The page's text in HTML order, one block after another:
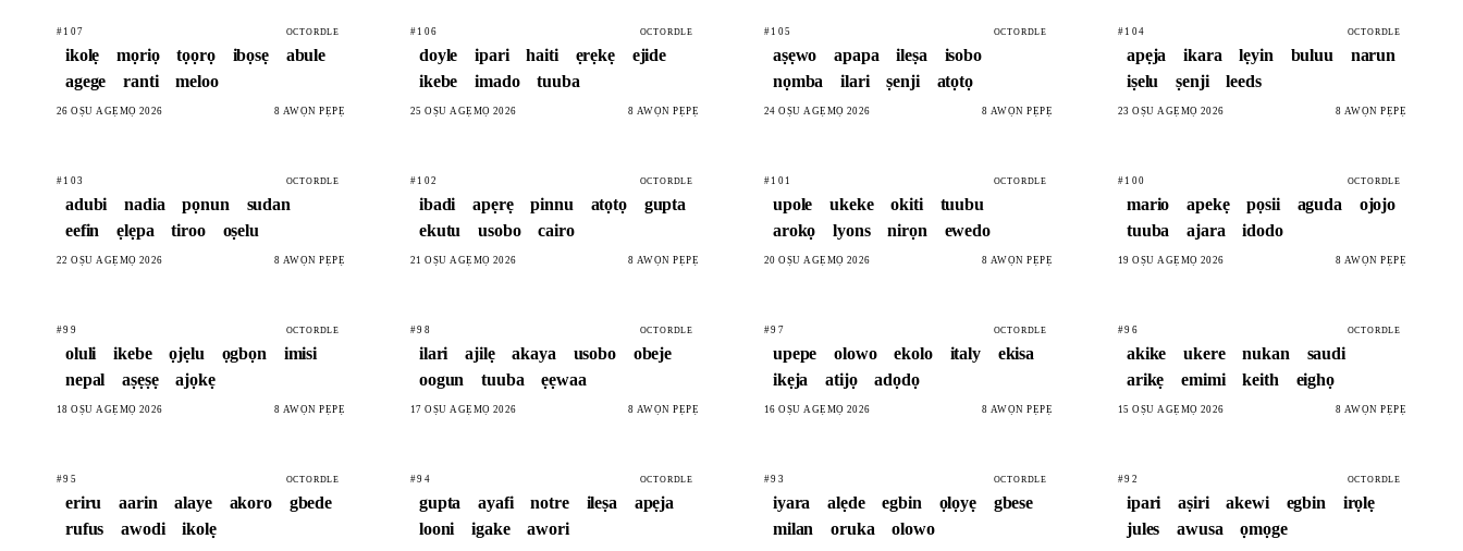
#107 OCTORDLE
ikolẹ mọriọ tọọrọ ibọsẹ
abule
agege
ranti meloo
26 OṢÙ AGẸMỌ 2026 8 AWỌN PẸPẸ
#106 OCTORDLE
doyle ipari haiti ẹrẹkẹ
ejide
ikebe
imado tuuba
25 OṢÙ AGẸMỌ 2026 8 AWỌN PẸPẸ
#105 OCTORDLE
aṣẹwo apapa ileṣa
isobo
nọmba
ilari ṣenji atọtọ
24 OṢÙ AGẸMỌ 2026 8 AWỌN PẸPẸ
#104 OCTORDLE
apẹja ikara lẹyin buluu
narun
iṣelu
ṣenji leeds
23 OṢÙ AGẸMỌ 2026 8 AWỌN PẸPẸ
#103 OCTORDLE
adubi nadia pọnun
sudan
eefin
ẹlẹpa tiroo oṣelu
22 OṢÙ AGẸMỌ 2026 8 AWỌN PẸPẸ
#102 OCTORDLE
ibadi apẹrẹ pinnu atọtọ
gupta
ekutu
usobo cairo
21 OṢÙ AGẸMỌ 2026 8 AWỌN PẸPẸ
#101 OCTORDLE
upole ukeke okiti
tuubu
arokọ
lyons nirọn ewedo
20 OṢÙ AGẸMỌ 2026 8 AWỌN PẸPẸ
#100 OCTORDLE
mario apekẹ pọsii aguda
ojojo
tuuba
ajara idodo
19 OṢÙ AGẸMỌ 2026 8 AWỌN PẸPẸ
#99 OCTORDLE
oluli ikebe ọjẹlu ọgbọn
imisi
nepal
aṣẹṣẹ ajọkẹ
18 OṢÙ AGẸMỌ 2026 8 AWỌN PẸPẸ
#98 OCTORDLE
ilari ajilẹ akaya usobo
obeje
oogun
tuuba ẹẹwaa
17 OṢÙ AGẸMỌ 2026 8 AWỌN PẸPẸ
#97 OCTORDLE
upepe olowo ekolo italy
ekisa
ikẹja
atijọ adọdọ
16 OṢÙ AGẸMỌ 2026 8 AWỌN PẸPẸ
#96 OCTORDLE
akike ukere nukan
saudi
arikẹ
emimi keith eighọ
15 OṢÙ AGẸMỌ 2026 8 AWỌN PẸPẸ
#95 OCTORDLE
eriru aarin alaye akoro
gbede
rufus
awodi ikolẹ
#94 OCTORDLE
gupta ayafi notre ileṣa
apẹja
looni
igake awori
#93 OCTORDLE
iyara alẹde egbin ọlọyẹ
gbese
milan
oruka olowo
#92 OCTORDLE
ipari aṣiri akewi egbin
irọlẹ
jules
awusa ọmọge